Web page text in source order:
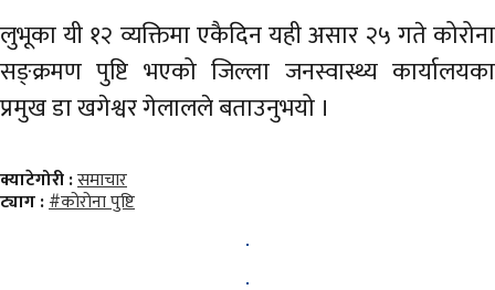
लुभूका यी १२ व्यक्तिमा एकैदिन यही असार २५ गते कोरोना
सङ्क्रमण पुष्टि भएको जिल्ला जनस्वास्थ्य कार्यालयका
प्रमुख डा खगेश्वर गेलालले बताउनुभयो ।
क्याटेगोरी :समाचार
ट्याग :#कोरोना पुष्टि